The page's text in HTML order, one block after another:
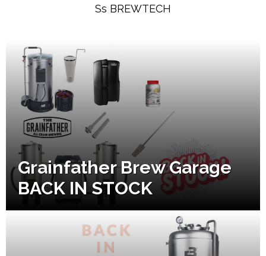
Ss BREWTECH
Grainfather Brew Garage
BACK IN STOCK